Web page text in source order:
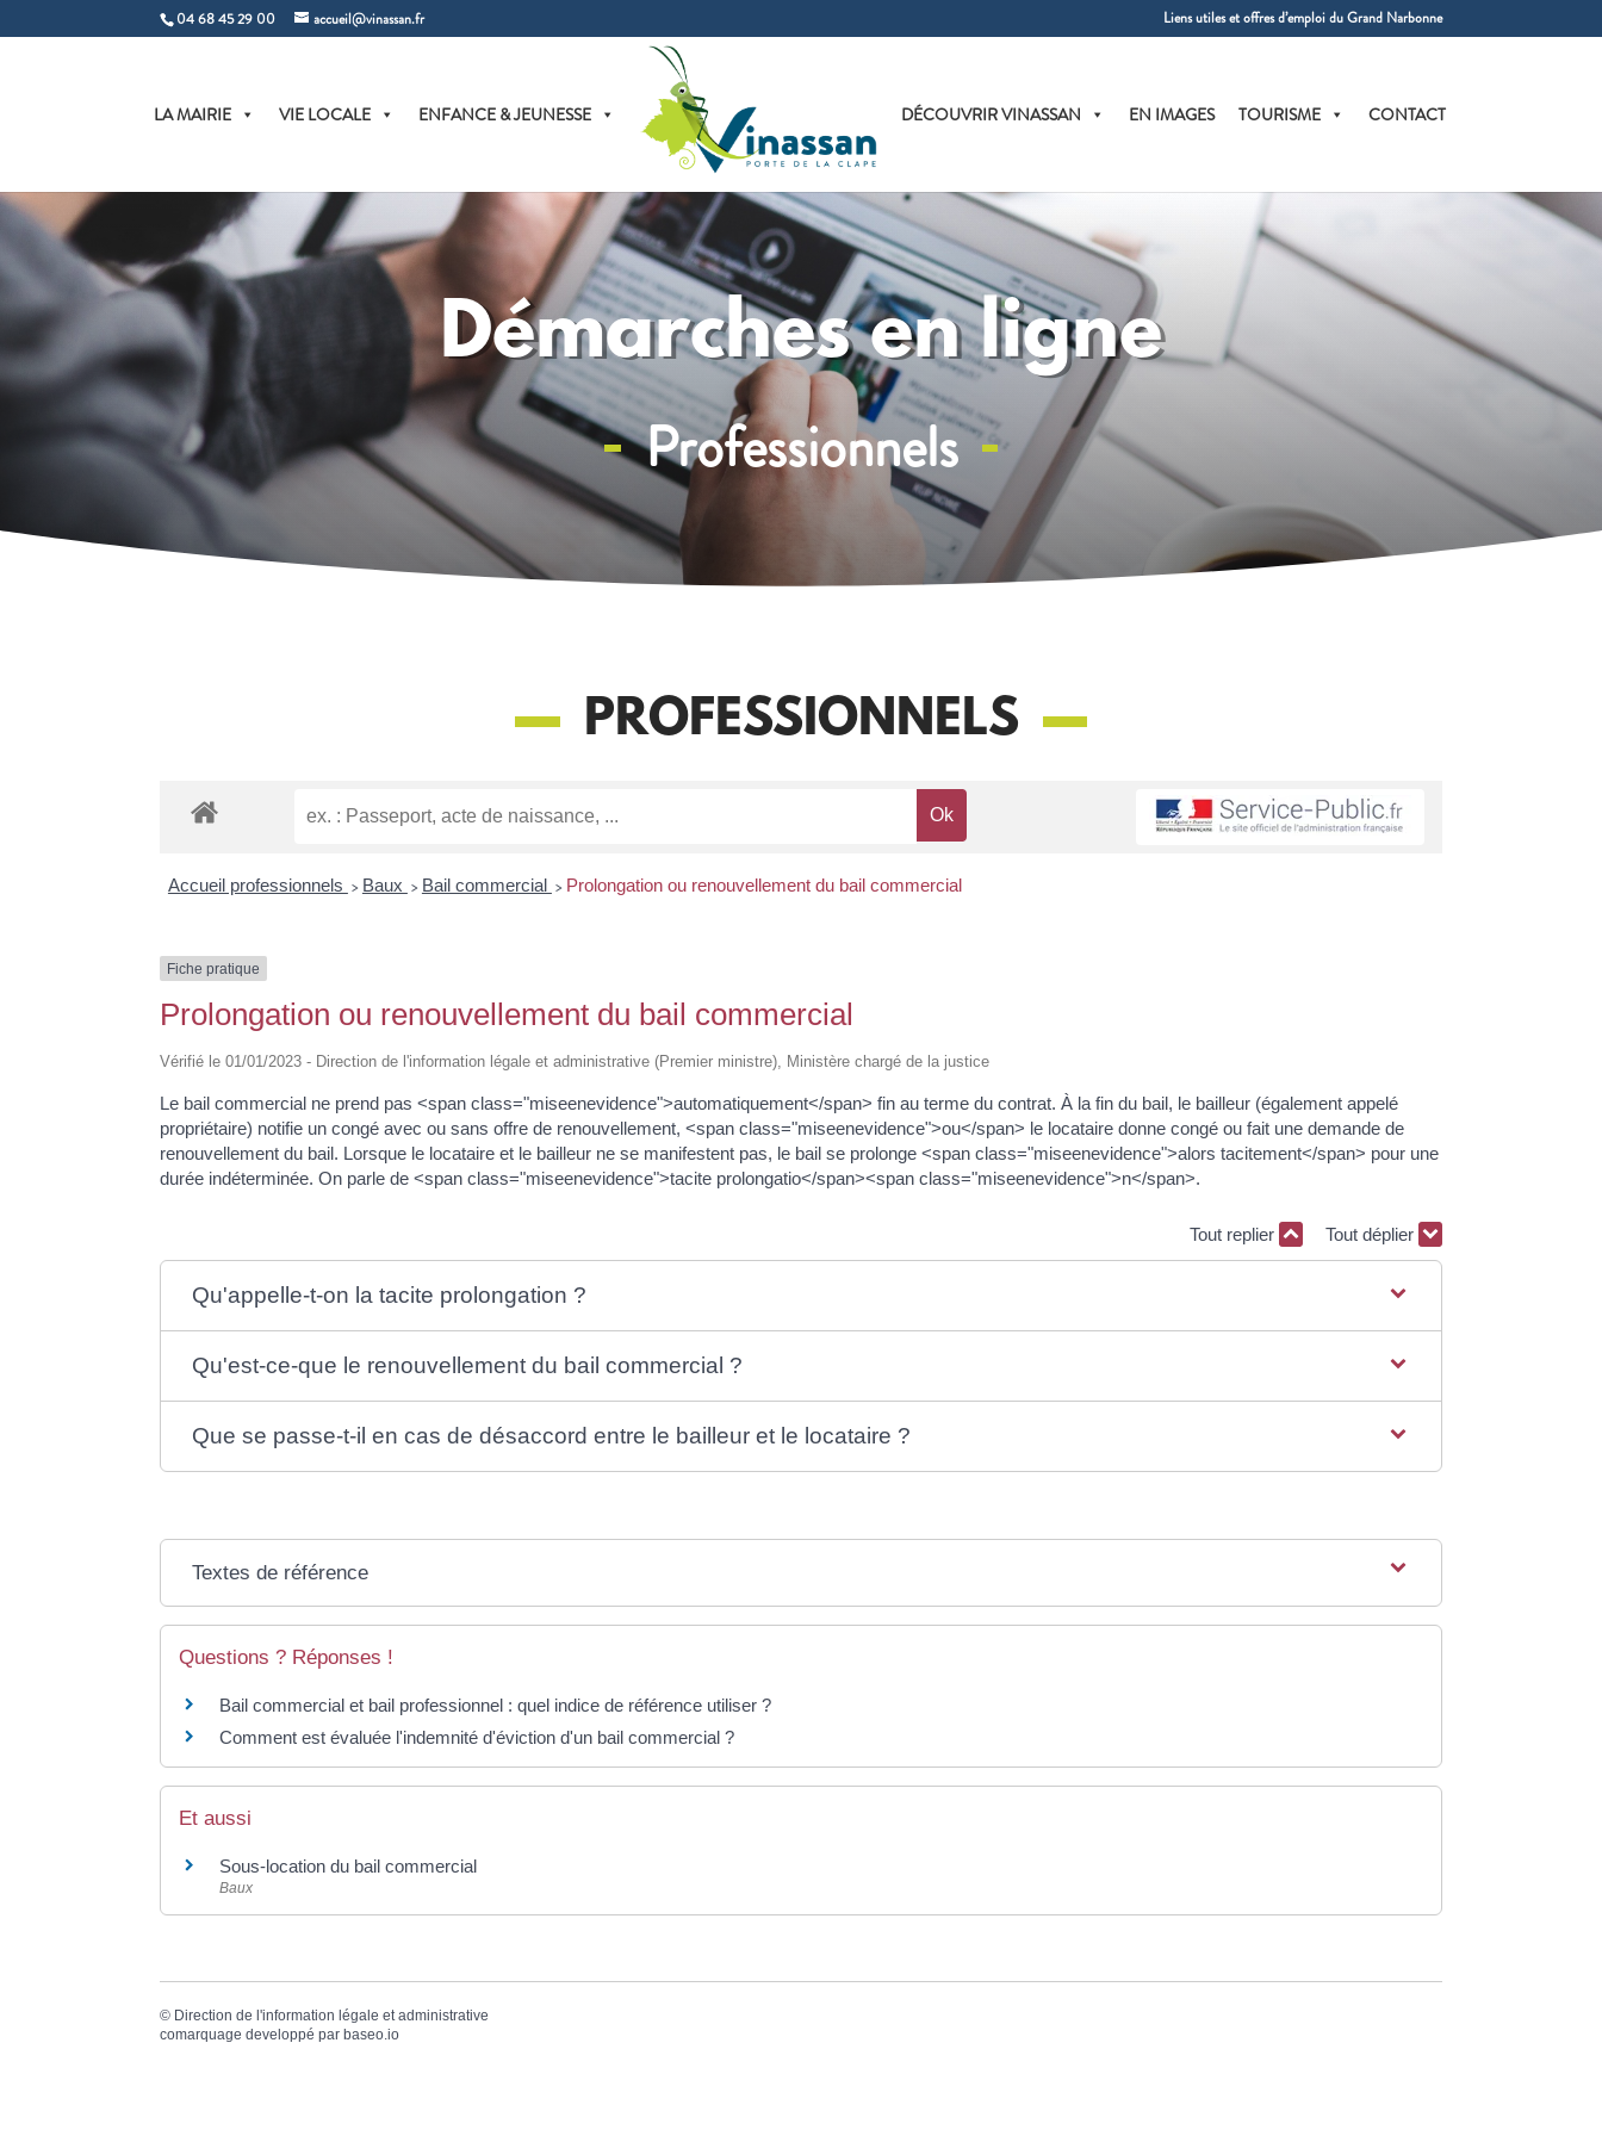
04 68 45 29 00 accueil@vinassan.fr Liens utiles et offres d’emploi du Grand Narbonne
LA MAIRIE VIE LOCALE ENFANCE & JEUNESSE DÉCOUVRIR VINASSAN EN IMAGES TOURISME CONTACT
Démarches en ligne
Professionnels
PROFESSIONNELS
Accueil professionnels > Baux > Bail commercial > Prolongation ou renouvellement du bail commercial
Fiche pratique
Prolongation ou renouvellement du bail commercial
Vérifié le 01/01/2023 - Direction de l'information légale et administrative (Premier ministre), Ministère chargé de la justice
Le bail commercial ne prend pas <span class="miseenevidence">automatiquement</span> fin au terme du contrat. À la fin du bail, le bailleur (également appelé
propriétaire) notifie un congé avec ou sans offre de renouvellement, <span class="miseenevidence">ou</span> le locataire donne congé ou fait une demande de
renouvellement du bail. Lorsque le locataire et le bailleur ne se manifestent pas, le bail se prolonge <span class="miseenevidence">alors tacitement</span> pour une
durée indéterminée. On parle de <span class="miseenevidence">tacite prolongatio</span><span class="miseenevidence">n</span>.
Tout replier Tout déplier
Qu'appelle-t-on la tacite prolongation ?
Qu'est-ce-que le renouvellement du bail commercial ?
Que se passe-t-il en cas de désaccord entre le bailleur et le locataire ?
Textes de référence
Questions ? Réponses !
Bail commercial et bail professionnel : quel indice de référence utiliser ?
Comment est évaluée l'indemnité d'éviction d'un bail commercial ?
Et aussi
Sous-location du bail commercial
Baux
© Direction de l'information légale et administrative
comarquage developpé par baseo.io